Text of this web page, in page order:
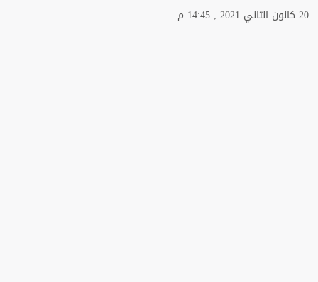
20 كانون الثاني 2021 , 14:45 م